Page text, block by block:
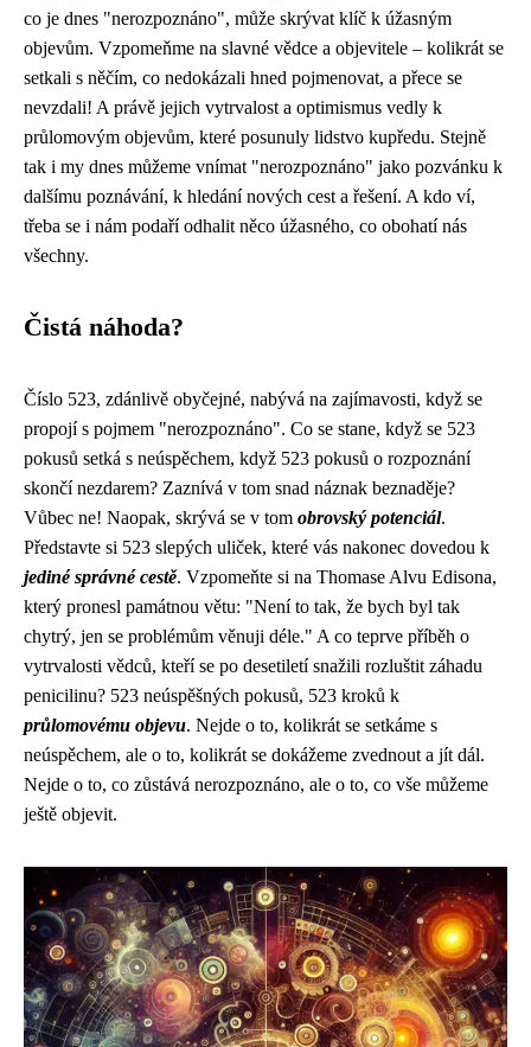
co je dnes "nerozpoznáno", může skrývat klíč k úžasným
objevům. Vzpomeňme na slavné vědce a objevitele – kolikrát se
setkali s něčím, co nedokázali hned pojmenovat, a přece se
nevzdali! A právě jejich vytrvalost a optimismus vedly k
průlomovým objevům, které posunuly lidstvo kupředu. Stejně
tak i my dnes můžeme vnímat "nerozpoznáno" jako pozvánku k
dalšímu poznávání, k hledání nových cest a řešení. A kdo ví,
třeba se i nám podaří odhalit něco úžasného, co obohatí nás
všechny.
Čistá náhoda?
Číslo 523, zdánlivě obyčejné, nabývá na zajímavosti, když se
propojí s pojmem "nerozpoznáno". Co se stane, když se 523
pokusů setká s neúspěchem, když 523 pokusů o rozpoznání
skončí nezdarem? Zaznívá v tom snad náznak beznaděje?
Vůbec ne! Naopak, skrývá se v tom obrovský potenciál.
Představte si 523 slepých uliček, které vás nakonec dovedou k
jediné správné cestě. Vzpomeňte si na Thomase Alvu Edisona,
který pronesl památnou větu: "Není to tak, že bych byl tak
chytrý, jen se problémům věnuji déle." A co teprve příběh o
vytrvalosti vědců, kteří se po desetiletí snažili rozluštit záhadu
penicilinu? 523 neúspěšných pokusů, 523 kroků k
průlomovému objevu. Nejde o to, kolikrát se setkáme s
neúspěchem, ale o to, kolikrát se dokážeme zvednout a jít dál.
Nejde o to, co zůstává nerozpoznáno, ale o to, co vše můžeme
ještě objevit.